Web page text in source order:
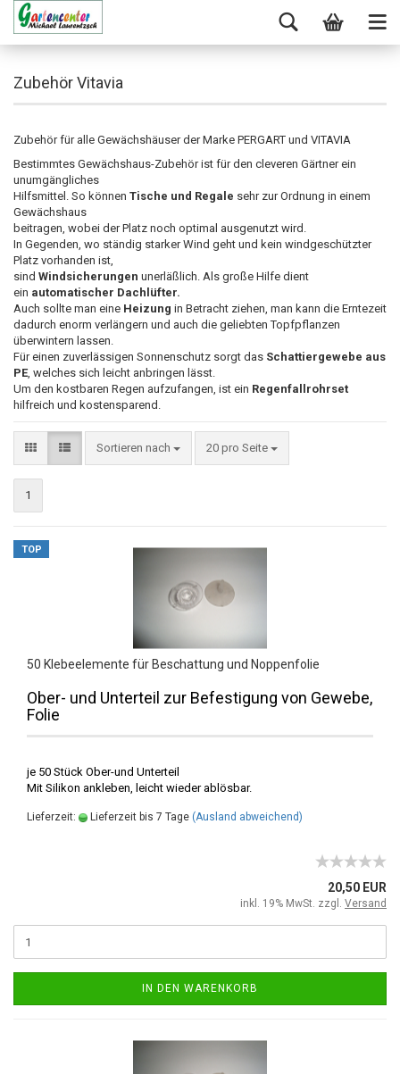
Zubehör Vitavia
Zubehör für alle Gewächshäuser der Marke PERGART und VITAVIA
Bestimmtes Gewächshaus-Zubehör ist für den cleveren Gärtner ein
unumgängliches
Hilfsmittel. So können Tische und Regale sehr zur Ordnung in einem
Gewächshaus
beitragen, wobei der Platz noch optimal ausgenutzt wird.
In Gegenden, wo ständig starker Wind geht und kein windgeschützter
Platz vorhanden ist,
sind Windsicherungen unerläßlich. Als große Hilfe dient
ein automatischer Dachlüfter.
Auch sollte man eine Heizung in Betracht ziehen, man kann die Erntezeit
dadurch enorm verlängern und auch die geliebten Topfpflanzen
überwintern lassen.
Für einen zuverlässigen Sonnenschutz sorgt das Schattiergewebe aus
PE, welches sich leicht anbringen lässt.
Um den kostbaren Regen aufzufangen, ist ein Regenfallrohrset
hilfreich und kostensparend.
Sortieren nach 20 pro Seite
1
TOP
50 Klebeelemente für Beschattung und Noppenfolie
Ober- und Unterteil zur Befestigung von Gewebe,
Folie
je 50 Stück Ober-und Unterteil
Mit Silikon ankleben, leicht wieder ablösbar.
Lieferzeit: Lieferzeit bis 7 Tage (Ausland abweichend)
20,50 EUR
inkl. 19% MwSt. zzgl. Versand
IN DEN WARENKORB